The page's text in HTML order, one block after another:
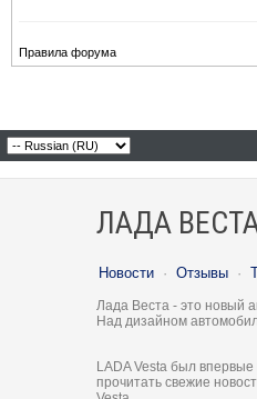
Правила форума
ЛАДА ВЕСТА
Новости · Отзывы ·
Лада Веста - это новый
Над дизайном
LADA Vesta был
прочитать свежие